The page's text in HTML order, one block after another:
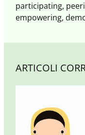
participating,
empowering,
il XXI secolo è il
dell'economia del
condivisione,
ARTICOLI